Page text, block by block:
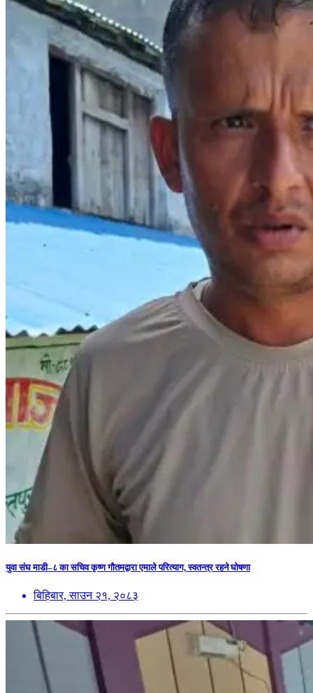
युवा संघ माडी–८ का सचिव कृष्ण गौतमद्वारा एमाले परित्याग, स्वतन्त्र रहने घोषणा
बिहिबार, साउन २१, २०८३